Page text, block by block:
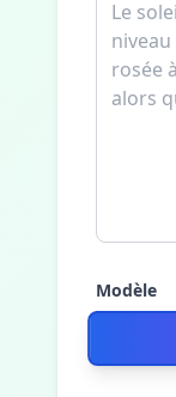
Modèle